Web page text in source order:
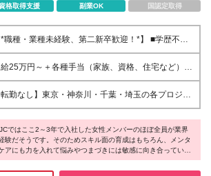
格取得支援 副業OK 国認定取得
*職種・業種未経験、第二新卒歓迎！*】 ■学歴不問
欲重視の採用です！社会人デビューの方も、PC
キルゼロの方も興味さえあれば大歓迎です！ ☆資
給25万円～＋各種手当（家族、資格、住宅など）
経験をお持ちの方は前職給与保証！ ※試用期間は
ヶ月 ※上記には固定残業代（33,784円～／20時間
経験フェーズは不問です。 ＜各種手当＞ 住宅手
家族手当／資格手当／特別手当など 昇給：年2回
：年1回（業績連動） ※会社業績および個人評価
転勤なし】東京・神奈川・千葉・埼玉の各プロジェ
先での勤務【直行直帰OK】 ※工事現場もしくは
所に直行直帰となります。 【東京オフィス】★
谷駅から徒歩1分 東京都千代田区九段北4-1-9 市
ル7階 ※研修は本社近くのグループ会社での
施となります。
ではここ2～3年で入社した女性メンバーのほぼ全員が業界
験だそうです。そのためスキル面の育成はもちろん、メンタ
アにも力を入れて悩みやつまづきには敏感に向き合っている
とか。また女性営業職や育休中の女性エンジニアも在籍中
働き方も柔軟に対応しているそうです。初心者から将来を見